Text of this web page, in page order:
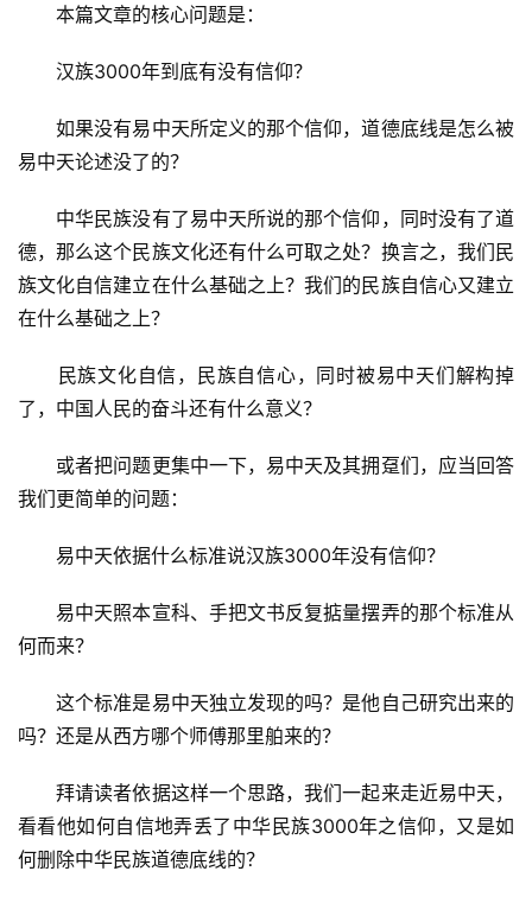
本篇文章的核心问题是：
汉族3000年到底有没有信仰？
如果没有易中天所定义的那个信仰，道德底线是怎么被
易中天论述没了的？
中华民族没有了易中天所说的那个信仰，同时没有了道
德，那么这个民族文化还有什么可取之处？换言之，我们民
族文化自信建立在什么基础之上？我们的民族自信心又建立
在什么基础之上？
民族文化自信，民族自信心，同时被易中天们解构掉
了，中国人民的奋斗还有什么意义？
或者把问题更集中一下，易中天及其拥趸们，应当回答
我们更简单的问题：
易中天依据什么标准说汉族3000年没有信仰？
易中天照本宣科、手把文书反复掂量摆弄的那个标准从
何而来？
这个标准是易中天独立发现的吗？是他自己研究出来的
吗？还是从西方哪个师傅那里舶来的？
拜请读者依据这样一个思路，我们一起来走近易中天，
看看他如何自信地弄丢了中华民族3000年之信仰，又是如
何删除中华民族道德底线的？